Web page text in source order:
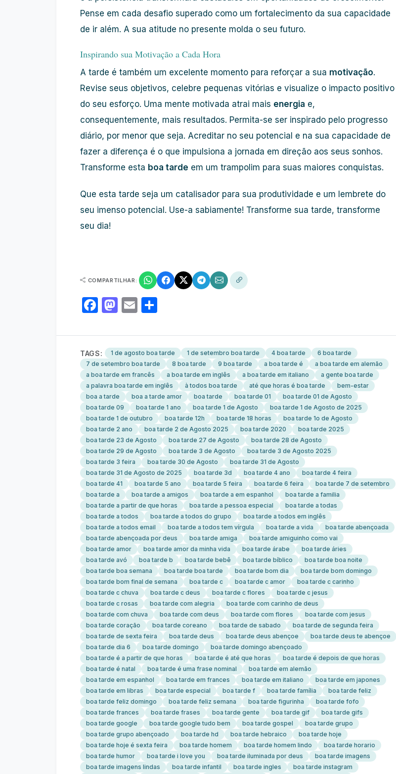
Pense em cada desafio superado como um fortalecimento da sua capacidade
de ir além. A sua atitude no presente molda o seu futuro.
Inspirando sua Motivação a Cada Hora
A tarde é também um excelente momento para reforçar a sua motivação.
Revise seus objetivos, celebre pequenas vitórias e visualize o impacto positivo
do seu esforço. Uma mente motivada atrai mais energia e,
consequentemente, mais resultados. Permita-se ser inspirado pelo progresso
diário, por menor que seja. Acreditar no seu potencial e na sua capacidade de
fazer a diferença é o que impulsiona a jornada em direção aos seus sonhos.
Transforme esta boa tarde em um trampolim para suas maiores conquistas.
Que esta tarde seja um catalisador para sua produtividade e um lembrete do
seu imenso potencial. Use-a sabiamente! Transforme sua tarde, transforme
seu dia!
COMPARTILHAR:
Facebook
Mastodon
Email
TAGS: 1 de agosto boa tarde 1 de setembro boa tarde 4 boa tarde
6 boa tarde
7 de setembro boa tarde
8 boa tarde 9 boa tarde a boa tarde é
a boa tarde em alemão
a boa tarde em francês
a boa tarde em inglês a boa tarde em italiano
a gente boa tarde
a palavra boa tarde em inglês
à todos boa tarde até que horas é boa tarde
bem-estar
boa a tarde
boa a tarde amor boa tarde boa tarde 01
boa tarde 01 de Agosto
boa tarde 09
boa tarde 1 ano boa tarde 1 de Agosto
boa tarde 1 de Agosto de 2025
boa tarde 1 de outubro
boa tarde 12h boa tarde 18 horas
boa tarde 1o de Agosto
boa tarde 2 ano
boa tarde 2 de Agosto 2025 boa tarde 2020
boa tarde 2025
boa tarde 23 de Agosto
boa tarde 27 de Agosto
boa tarde 28 de Agosto
boa tarde 29 de Agosto
boa tarde 3 de Agosto
boa tarde 3 de Agosto 2025
boa tarde 3 feira
boa tarde 30 de Agosto
boa tarde 31 de Agosto
boa tarde 31 de Agosto de 2025
boa tarde 3d boa tarde 4 ano
boa tarde 4 feira
boa tarde 41
boa tarde 5 ano boa tarde 5 feira boa tarde 6 feira
boa tarde 7 de setembro
boa tarde a
boa tarde a amigos boa tarde a em espanhol
boa tarde a familia
boa tarde a partir de que horas
boa tarde a pessoa especial
boa tarde a todas
boa tarde a todos
boa tarde a todos do grupo
boa tarde a todos em inglês
boa tarde a todos email
boa tarde a todos tem vírgula boa tarde a vida
boa tarde abençoada
boa tarde abençoada por deus
boa tarde amiga
boa tarde amiguinho como vai
boa tarde amor
boa tarde amor da minha vida boa tarde árabe
boa tarde áries
boa tarde avó
boa tarde b boa tarde bebê boa tarde bíblico
boa tarde boa noite
boa tarde boa semana
boa tarde boa tarde boa tarde bom dia
boa tarde bom domingo
boa tarde bom final de semana
boa tarde c boa tarde c amor
boa tarde c carinho
boa tarde c chuva
boa tarde c deus boa tarde c flores
boa tarde c jesus
boa tarde c rosas
boa tarde com alegria
boa tarde com carinho de deus
boa tarde com chuva
boa tarde com deus boa tarde com flores
boa tarde com jesus
boa tarde coração
boa tarde coreano boa tarde de sabado
boa tarde de segunda feira
boa tarde de sexta feira
boa tarde deus boa tarde deus abençoe
boa tarde deus te abençoe
boa tarde dia 6
boa tarde domingo
boa tarde domingo abençoado
boa tarde é a partir de que horas
boa tarde é até que horas
boa tarde é depois de que horas
boa tarde é natal
boa tarde é uma frase nominal
boa tarde em alemão
boa tarde em espanhol
boa tarde em frances boa tarde em italiano
boa tarde em japones
boa tarde em libras
boa tarde especial boa tarde f boa tarde família
boa tarde feliz
boa tarde feliz domingo
boa tarde feliz semana boa tarde figurinha
boa tarde fofo
boa tarde frances
boa tarde frases boa tarde gente boa tarde gif
boa tarde gifs
boa tarde google
boa tarde google tudo bem boa tarde gospel
boa tarde grupo
boa tarde grupo abençoado
boa tarde hd boa tarde hebraico
boa tarde hoje
boa tarde hoje é sexta feira
boa tarde homem boa tarde homem lindo
boa tarde horario
boa tarde humor
boa tarde i love you boa tarde iluminada por deus
boa tarde imagens
boa tarde imagens lindas
boa tarde infantil boa tarde ingles boa tarde instagram